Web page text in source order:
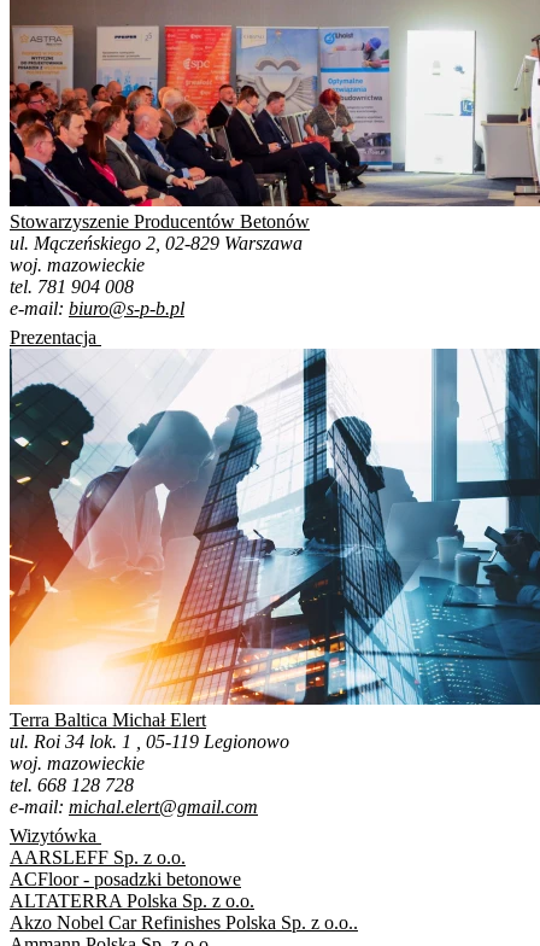
Stowarzyszenie Producentów Betonów
ul. Mączeńskiego 2, 02-829 Warszawa
woj. mazowieckie
tel. 781 904 008
e-mail: biuro@s-p-b.pl
Prezentacja
Terra Baltica Michał Elert
ul. Roi 34 lok. 1 , 05-119 Legionowo
woj. mazowieckie
tel. 668 128 728
e-mail: michal.elert@gmail.com
Wizytówka
AARSLEFF Sp. z o.o.
ACFloor - posadzki betonowe
ALTATERRA Polska Sp. z o.o.
Akzo Nobel Car Refinishes Polska Sp. z o.o..